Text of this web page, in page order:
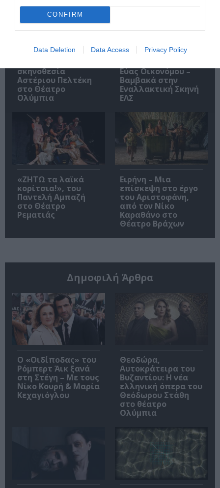
CONFIRM
Data Deletion Data Access Privacy Policy
Αυτή η νύχτα μένει,
του Θάνου
σκηνοθεσία
Αστέριου Πελτέκη
στο Θέατρο
Ολύμπια
Μεσοτοιχίες ή
Μικρή Προσευχή
Εύας Οικονόμου –
Βαμβακά στην
Εναλλακτική Σκηνή
ΕΛΣ
«ΖΗΤΩ τα λαϊκά
κορίτσια!», του
Παντελή Αμπαζή
στο Θέατρο
Ρεματιάς
Ειρήνη – Μια
επίσκεψη στο έργο
του Αριστοφάνη,
από τον Νίκο
Καραθάνο στο
Θέατρο Βράχων
Δημοφιλή Άρθρα
O «Οιδίποδας» του
Ρόμπερτ Άικ ξανά
στη Στέγη – Με τους
Νίκο Κουρή & Μαρία
Κεχαγιόγλου
Θεοδώρα,
Αυτοκράτειρα του
Βυζαντίου: Η νέα
ελληνική όπερα του
Θεόδωρου Στάθη
στο θέατρο
Ολύμπια